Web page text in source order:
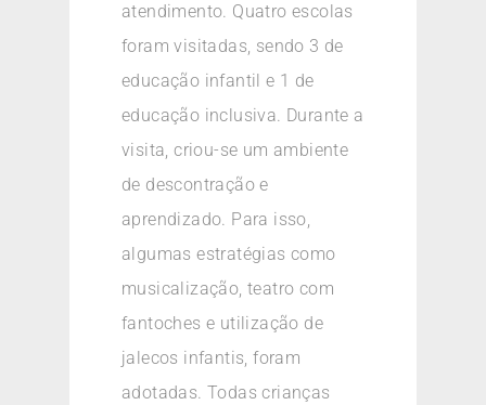
atendimento. Quatro escolas
foram visitadas, sendo 3 de
educação infantil e 1 de
educação inclusiva. Durante a
visita, criou-se um ambiente
de descontração e
aprendizado. Para isso,
algumas estratégias como
musicalização, teatro com
fantoches e utilização de
jalecos infantis, foram
adotadas. Todas crianças